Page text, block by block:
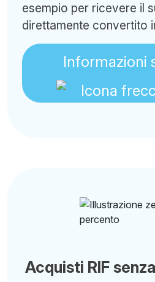
esempio per ricevere il
direttamente convertito
Informazioni
Acquisti RIF